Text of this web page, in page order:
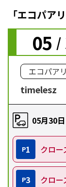
「エコパア
05 /
エコパア
timelesz
05月30
P1 クロー
P3 クロー